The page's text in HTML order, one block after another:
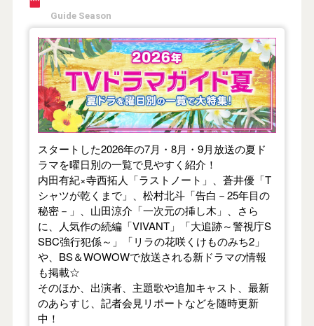
Guide Season
【2026年夏】TVドラマガイド
スタートした2026年の7月・8月・9月放送の夏ド
ラマを曜日別の一覧で見やすく紹介！
内田有紀×寺西拓人「ラストノート」、蒼井優「T
シャツが乾くまで」、松村北斗「告白－25年目の
秘密－」、山田涼介「一次元の挿し木」、さら
に、人気作の続編「VIVANT」「大追跡～警視庁S
SBC強行犯係～」「リラの花咲くけものみち2」
や、BS＆WOWOWで放送される新ドラマの情報
も掲載☆
そのほか、出演者、主題歌や追加キャスト、最新
のあらすじ、記者会見リポートなどを随時更新
中！